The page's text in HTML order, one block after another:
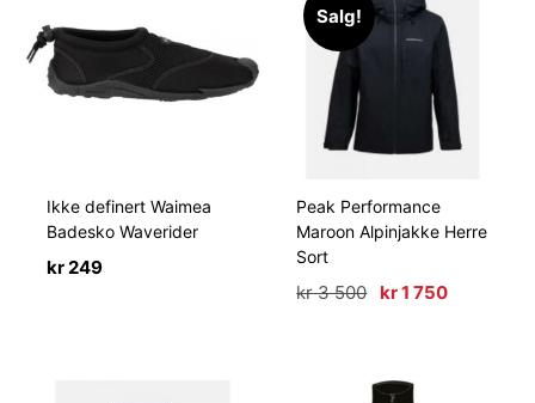
Ikke definert Waimea
Badesko Waverider
kr 249
Salg!
Peak Performance
Maroon Alpinjakke Herre
Sort
kr3 500 Opprinnelig
500.
kr1 750